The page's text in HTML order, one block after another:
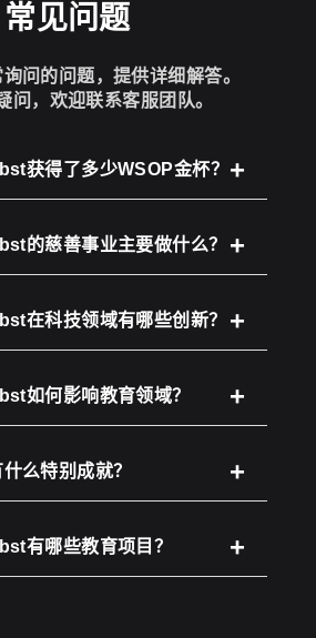
常见问题
问的问题，提供详细解答。
问，欢迎联系客服团队。
获得了多少WSOP金杯？
的慈善事业主要做什么？
在科技领域有哪些创新？
如何影响教育领域？
么特别成就？
有哪些教育项目？